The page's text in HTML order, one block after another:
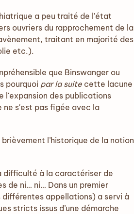
a peu traité de l'état
ouvriers du rapprochement de la
traitant en majorité des
etc.).
que Binswanger ou
pourquoi par la suite cette lacune
l'expansion des publications
ne s'est pas figée avec la
l’historique de la notion
difficulté à la caractériser de
de ni… ni… Dans un premier
différentes appellations) a servi à
stricts issus d’une démarche